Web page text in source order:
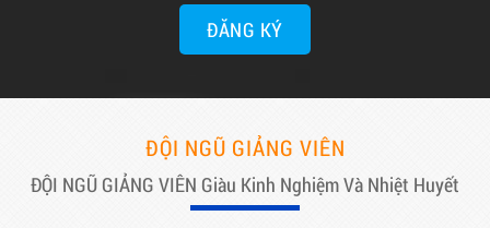
ĐĂNG KÝ
ĐỘI NGŨ GIẢNG VIÊN
ĐỘI NGŨ GIẢNG VIÊN Giàu Kinh Nghiệm Và Nhiệt Huyết